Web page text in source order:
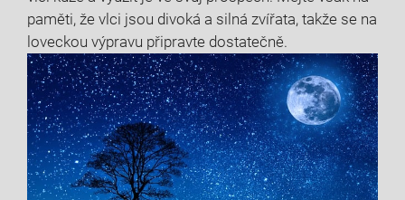
paměti, že vlci jsou divoká a silná zvířata, takže se na
loveckou výpravu připravte dostatečně.